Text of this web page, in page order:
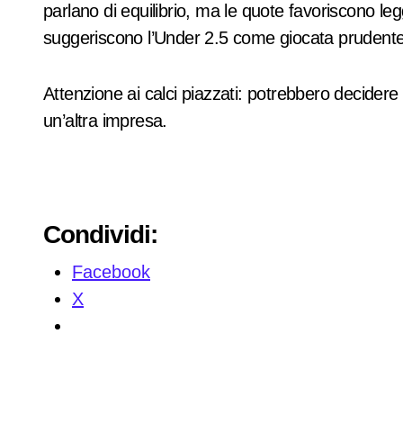
parlano di equilibrio, ma le quote favoriscono
suggeriscono l’Under 2.5 come giocata
Attenzione ai calci piazzati: potrebbero
un’altra impresa.
Condividi:
Facebook
X